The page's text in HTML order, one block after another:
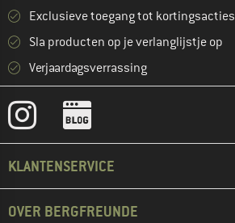
Exclusieve toegang tot kortingsacties
Sla producten op je verlanglijstje op
Verjaardagsverrassing
KLANTENSERVICE
OVER BERGFREUNDE